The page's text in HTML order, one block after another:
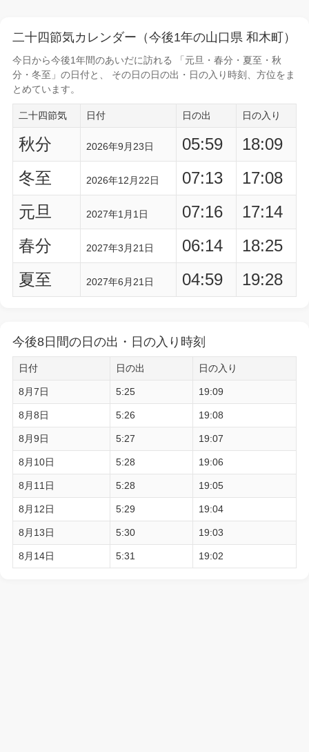
二十四節気カレンダー（今後1年の山口県 和木町）
今日から今後1年間のあいだに訪れる 「元旦・春分・夏至・秋
分・冬至」の日付と、 その日の日の出・日の入り時刻
、方位をま
とめています。
二十四節気 日付 日の出 日の入り
秋分 2026年9月23日 05:59
18:09
冬至
2026年12月22日 07:13
17:08
元旦
2027年1月1日 07:16
17:14
春分
2027年3月21日 06:14
18:25
夏至
2027年6月21日 04:59 19:28
今後8日間の日の出・日の入り時刻
日付 日の出 日の入り
8月7日 5:25 19:09
8月8日 5:26 19:08
8月9日 5:27 19:07
8月10日 5:28 19:06
8月11日 5:28 19:05
8月12日 5:29 19:04
8月13日 5:30 19:03
8月14日 5:31 19:02